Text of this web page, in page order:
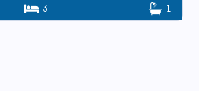
3 1